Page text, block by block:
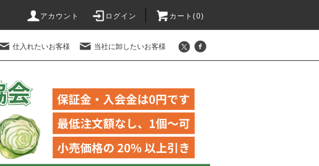
アカウント ログイン カート(0)
仕入れたいお客様 当社に卸したいお客様